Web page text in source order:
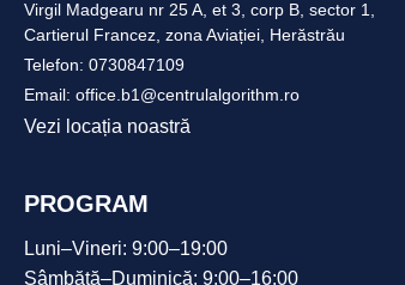
Virgil Madgearu nr 25 A, et 3, corp B, sector 1,
Cartierul Francez, zona Aviației, Herăstrău
Telefon: 0730847109
Email: office.b1@centrulalgorithm.ro
Vezi locația noastră
PROGRAM
Luni–Vineri: 9:00–19:00
Sâmbătă–Duminică: 9:00–16:00